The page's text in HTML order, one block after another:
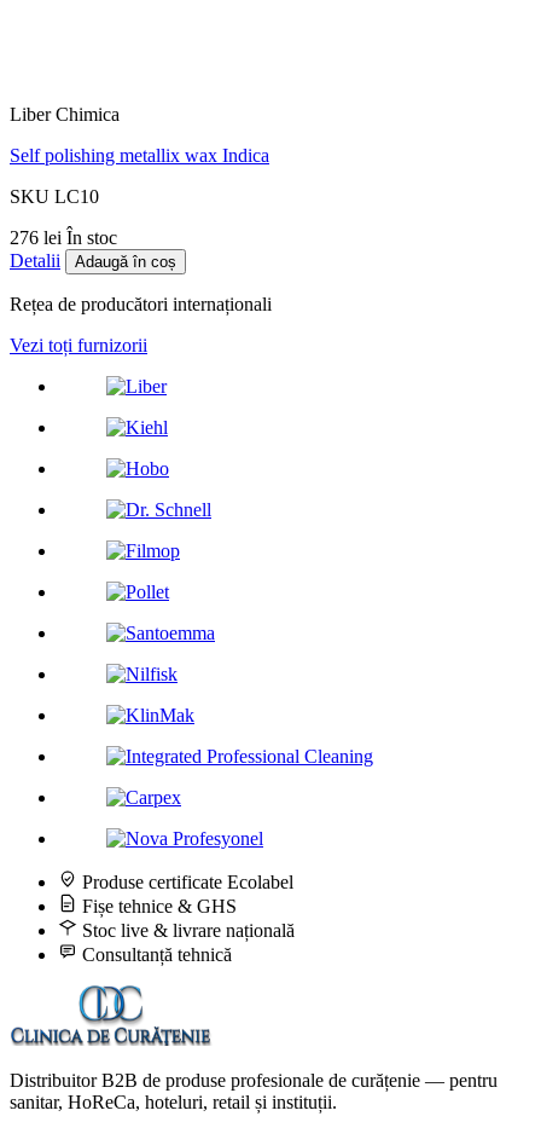
Liber Chimica
Self polishing metallix wax Indica
SKU LC10
276 lei În stoc
Detalii
Adaugă în coș
Rețea de producători internaționali
Vezi toți furnizorii
Produse certificate Ecolabel
Fișe tehnice & GHS
Stoc live & livrare națională
Consultanță tehnică
Distribuitor B2B de produse profesionale de curățenie — pentru
sanitar, HoReCa, hoteluri, retail și instituții.